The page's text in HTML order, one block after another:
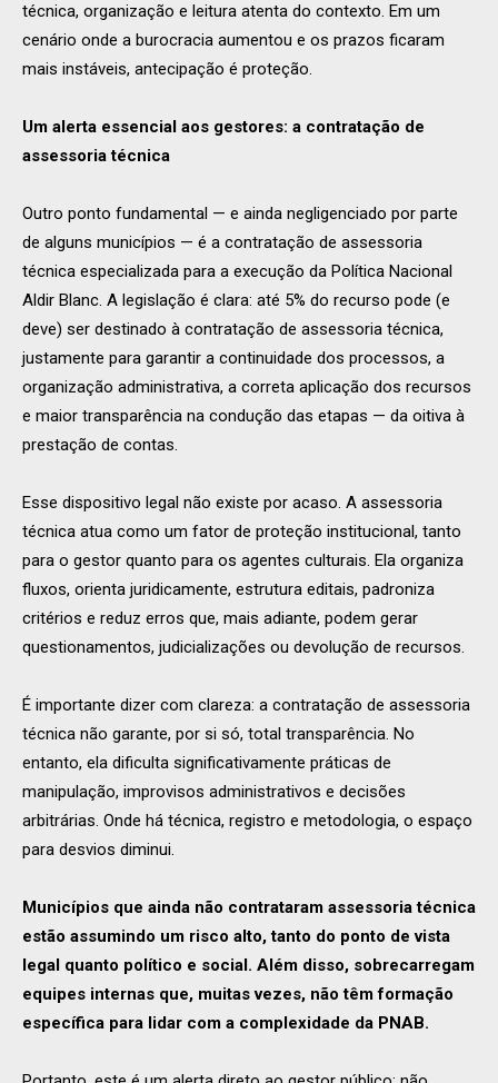
técnica, organização e leitura atenta do contexto. Em um
cenário onde a burocracia aumentou e os prazos ficaram
mais instáveis, antecipação é proteção.
Um alerta essencial aos gestores: a contratação de
assessoria técnica
Outro ponto fundamental — e ainda negligenciado por parte
de alguns municípios — é a contratação de assessoria
técnica especializada para a execução da Política Nacional
Aldir Blanc. A legislação é clara: até 5% do recurso pode (e
deve) ser destinado à contratação de assessoria técnica,
justamente para garantir a continuidade dos processos, a
organização administrativa, a correta aplicação dos recursos
e maior transparência na condução das etapas — da oitiva à
prestação de contas.
Esse dispositivo legal não existe por acaso. A assessoria
técnica atua como um fator de proteção institucional, tanto
para o gestor quanto para os agentes culturais. Ela organiza
fluxos, orienta juridicamente, estrutura editais, padroniza
critérios e reduz erros que, mais adiante, podem gerar
questionamentos, judicializações ou devolução de recursos.
É importante dizer com clareza: a contratação de assessoria
técnica não garante, por si só, total transparência. No
entanto, ela dificulta significativamente práticas de
manipulação, improvisos administrativos e decisões
arbitrárias. Onde há técnica, registro e metodologia, o espaço
para desvios diminui.
Municípios que ainda não contrataram assessoria técnica
estão assumindo um risco alto, tanto do ponto de vista
legal quanto político e social. Além disso, sobrecarregam
equipes internas que, muitas vezes, não têm formação
específica para lidar com a complexidade da PNAB.